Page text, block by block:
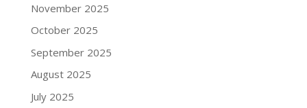
November 2025
October 2025
September 2025
August 2025
July 2025